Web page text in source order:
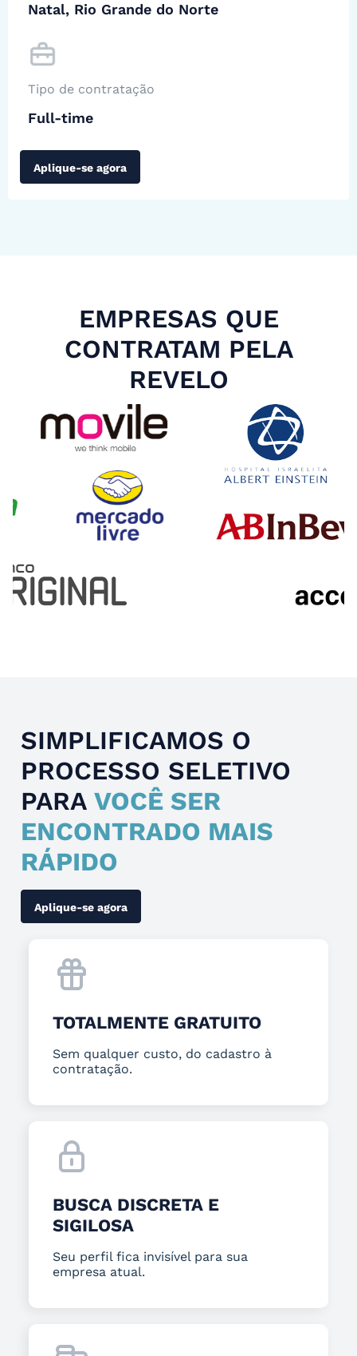
Natal, Rio Grande do Norte
Tipo de contratação
Full-time
Aplique-se agora
EMPRESAS QUE
CONTRATAM PELA
REVELO
SIMPLIFICAMOS O
PROCESSO SELETIVO
PARA VOCÊ SER
ENCONTRADO MAIS
RÁPIDO
Aplique-se agora
TOTALMENTE GRATUITO
Sem qualquer custo, do cadastro à
contratação.
BUSCA DISCRETA E
SIGILOSA
Seu perfil fica invisível para sua
empresa atual.